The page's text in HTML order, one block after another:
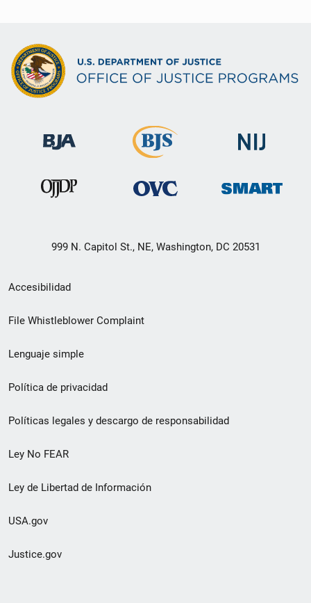
999 N. Capitol St., NE, Washington, DC 20531
Menú
de
de
pie
de
página
Accesibilidad
File Whistleblower Complaint
Lenguaje simple
Política de privacidad
Políticas legales y descargo de responsabilidad
Ley No FEAR
Ley de Libertad de Información
USA.gov
Justice.gov